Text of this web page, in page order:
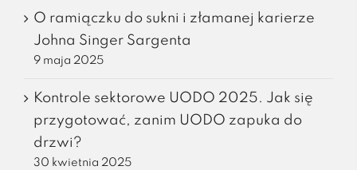
O ramiączku do sukni i złamanej karierze
Johna Singer Sargenta
9 maja 2025
Kontrole sektorowe UODO 2025. Jak się
przygotować, zanim UODO zapuka do
drzwi?
30 kwietnia 2025